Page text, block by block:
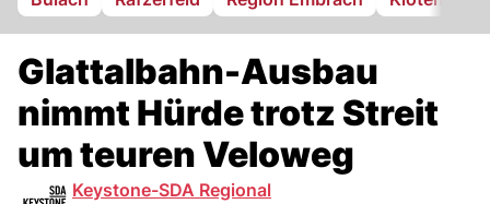
Glattalbahn-Ausbau
nimmt Hürde trotz Streit
um teuren Veloweg
Keystone-SDA Regional